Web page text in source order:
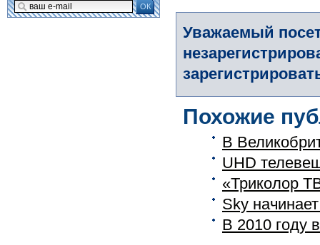
Уважаемый
Похожие
В
UHD
«Триколор
Sky
В 2010 году
ОК